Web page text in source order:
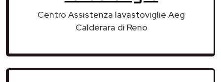
Centro Assistenza lavastoviglie Aeg
Calderara di Reno